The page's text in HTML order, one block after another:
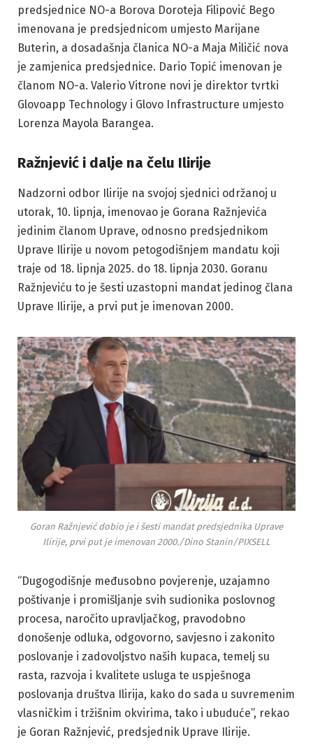
predsjednice NO-a Borova Doroteja Filipović Bego
imenovana je predsjednicom umjesto Marijane
Buterin, a dosadašnja članica NO-a Maja Miličić nova
je zamjenica predsjednice. Dario Topić imenovan je
članom NO-a. Valerio Vitrone novi je direktor tvrtki
Glovoapp Technology i Glovo Infrastructure umjesto
Lorenza Mayola Barangea.
Ražnjević i dalje na čelu Ilirije
Nadzorni odbor Ilirije na svojoj sjednici održanoj u
utorak, 10. lipnja, imenovao je Gorana Ražnjevića
jedinim članom Uprave, odnosno predsjednikom
Uprave Ilirije u novom petogodišnjem mandatu koji
traje od 18. lipnja 2025. do 18. lipnja 2030. Goranu
Ražnjeviću to je šesti uzastopni mandat jedinog člana
Uprave Ilirije, a prvi put je imenovan 2000.
Goran Ražnjević dobio je i šesti mandat predsjednika Uprave
Ilirije, prvi put je imenovan 2000./Dino Stanin/PIXSELL
“Dugogodišnje međusobno povjerenje, uzajamno
poštivanje i promišljanje svih sudionika poslovnog
procesa, naročito upravljačkog, pravodobno
donošenje odluka, odgovorno, savjesno i zakonito
poslovanje i zadovoljstvo naših kupaca, temelj su
rasta, razvoja i kvalitete usluga te uspješnoga
poslovanja društva Ilirija, kako do sada u suvremenim
vlasničkim i tržišnim okvirima, tako i ubuduće”, rekao
je Goran Ražnjević, predsjednik Uprave Ilirije.